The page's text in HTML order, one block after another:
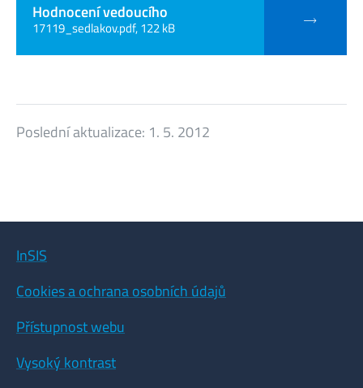
Hodnocení vedoucího
17119_sedlakov.pdf, 122 kB
Poslední aktualizace: 1. 5. 2012
InSIS
Cookies a ochrana osobních údajů
Přístupnost webu
Vysoký kontrast